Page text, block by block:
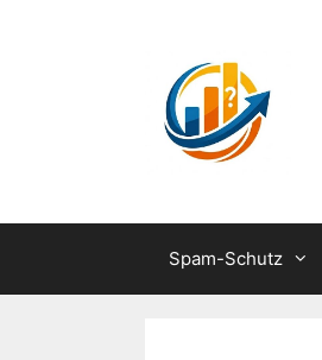
Spam-Schutz